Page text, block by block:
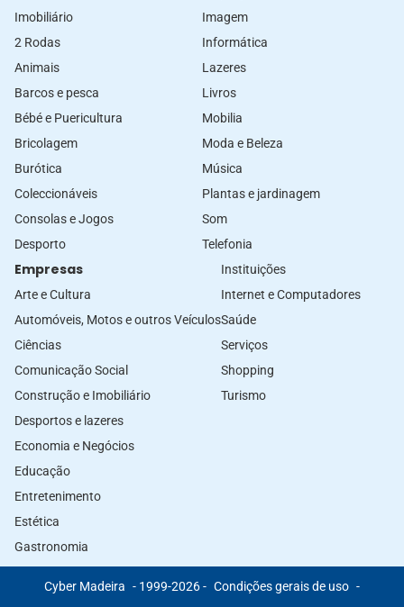
Imobiliário
2 Rodas
Animais
Barcos e pesca
Bébé e Puericultura
Bricolagem
Burótica
Coleccionáveis
Consolas e Jogos
Desporto
Imagem
Informática
Lazeres
Livros
Mobilia
Moda e Beleza
Música
Plantas e jardinagem
Som
Telefonia
Empresas
Arte e Cultura
Automóveis, Motos e outros Veículos
Ciências
Comunicação Social
Construção e Imobiliário
Desportos e lazeres
Economia e Negócios
Educação
Entretenimento
Estética
Gastronomia
Instituições
Internet e Computadores
Saúde
Serviços
Shopping
Turismo
Cyber Madeira - 1999-2026 - Condições gerais de uso -